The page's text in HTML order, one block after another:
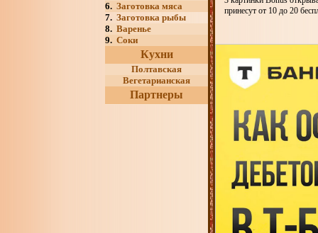
6. Заготовка мяса
7. Заготовка рыбы
8. Варенье
9. Соки
Кухни
Полтавская
Вегетарианская
Партнеры
принесут от 10 до 20